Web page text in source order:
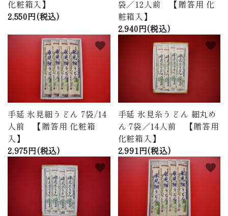
化粧箱入】
2,550円(税込)
袋／12人前 【贈答用 化
粧箱入】
2,940円(税込)
手延 氷見細うどん 7袋/14
人前 【贈答用 化粧箱
入】
2,975円(税込)
favorite
手延 氷見糸うどん 細丸め
ん 7袋／14人前 【贈答用
化粧箱入】
2,991円(税込)
favorite
favorite favorite